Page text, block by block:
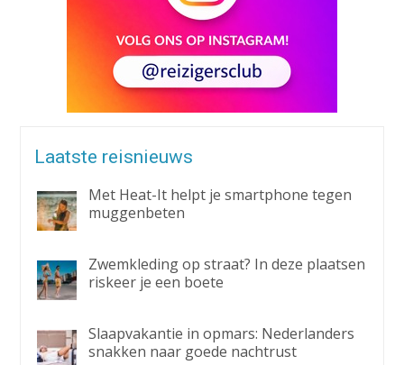
Laatste reisnieuws
Met Heat-It helpt je smartphone tegen
muggenbeten
Zwemkleding op straat? In deze plaatsen
riskeer je een boete
Slaapvakantie in opmars: Nederlanders
snakken naar goede nachtrust